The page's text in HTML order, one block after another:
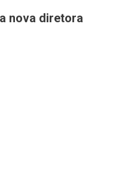
nova diretora